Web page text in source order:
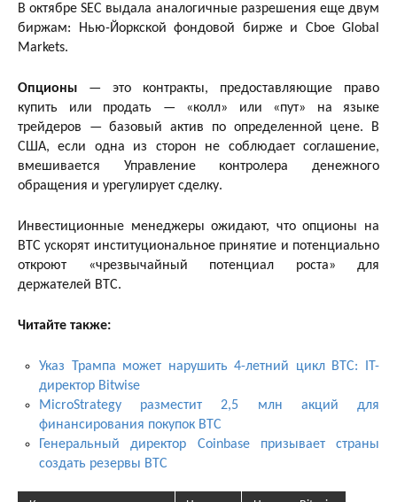
В октябре SEC выдала аналогичные разрешения еще двум
биржам: Нью-Йоркской фондовой бирже и Cboe Global
Markets.
Опционы — это контракты, предоставляющие право
купить или продать — «колл» или «пут» на языке
трейдеров — базовый актив по определенной цене. В
США, если одна из сторон не соблюдает соглашение,
вмешивается Управление контролера денежного
обращения и урегулирует сделку.
Инвестиционные менеджеры ожидают, что опционы на
BTC ускорят институциональное принятие и потенциально
откроют «чрезвычайный потенциал роста» для
держателей BTC.
Читайте также:
Указ Трампа может нарушить 4-летний цикл BTC: IT-
директор Bitwise
MicroStrategy разместит 2,5 млн акций для
финансирования покупок BTC
Генеральный директор Coinbase призывает страны
создать резервы BTC